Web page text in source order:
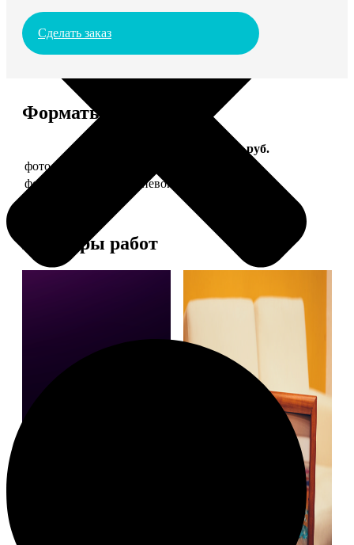
Сделать заказ
Форматы и цены
Цена, руб.
фото 10х15 в деревянной рамке
фото 10х15 в алюминиевой рамке
Примеры работ